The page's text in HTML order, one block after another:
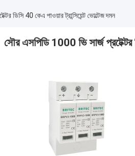
ডিসি 40 কেএ পাওয়ার ট্রান্সিয়েন্ট ভোল্টেজ দমন
সৌর এসপিডি 1000 ভি সার্জ প্রটেক্টর